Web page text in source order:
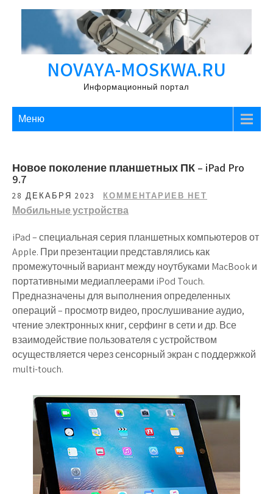
Перейти
содержимому
NOVAYA-MOSKWA.RU
Информационный портал
Меню
Новое поколение планшетных ПК – iPad Pro
9.7
28 ДЕКАБРЯ 2023 КОММЕНТАРИЕВ НЕТ
Мобильные устройства
iPad – специальная серия планшетных компьютеров от
Apple. При презентации представлялись как
промежуточный вариант между ноутбуками MacBook и
портативными медиаплеерами iPod Touch.
Предназначены для выполнения определенных
операций – просмотр видео, прослушивание аудио,
чтение электронных книг, серфинг в сети и др. Все
взаимодействие пользователя с устройством
осуществляется через сенсорный экран с поддержкой
multi-touch.